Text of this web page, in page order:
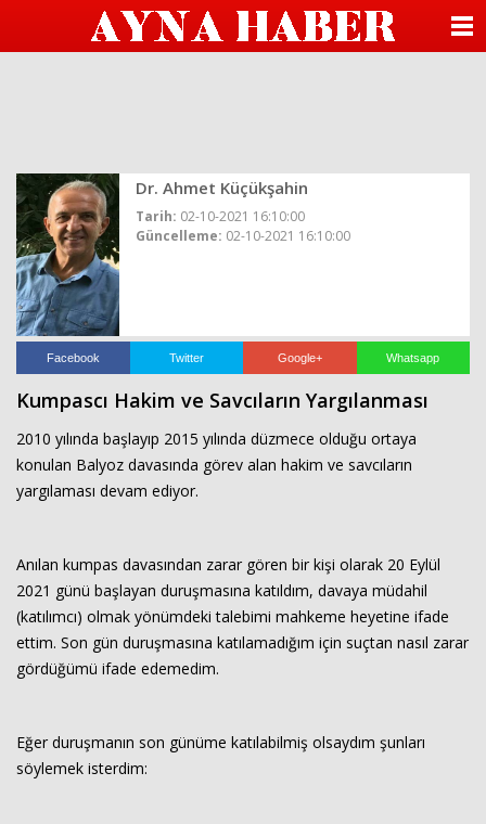
beylikdüzü
beylikdüzü
escort
beylikdüzü
escort
bayan
beylikdüzü
escort
seks
hikayesi
durumu
betturkey
beylikdüzü
escort
Dr. Ahmet Küçükşahin
Tarih: 02-10-2021 16:10:00
Güncelleme: 02-10-2021 16:10:00
Facebook Twitter Google+ Whatsapp
Kumpascı Hakim ve Savcıların Yargılanması
2010 yılında başlayıp 2015 yılında düzmece olduğu ortaya
konulan Balyoz davasında görev alan hakim ve savcıların
yargılaması devam ediyor.
Anılan kumpas davasından zarar gören bir kişi olarak 20 Eylül
2021 günü başlayan duruşmasına katıldım, davaya müdahil
(katılımcı) olmak yönümdeki talebimi mahkeme heyetine ifade
ettim. Son gün duruşmasına katılamadığım için suçtan nasıl zarar
gördüğümü ifade edemedim.
Eğer duruşmanın son günüme katılabilmiş olsaydım şunları
söylemek isterdim:
ANASAYFA
FOTO GALERİ
KÜNYE
İLETİŞİM